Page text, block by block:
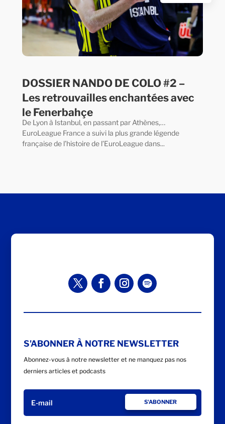
DOSSIER NANDO DE COLO #2 –
Les retrouvailles enchantées avec
le Fenerbahçe
De Lyon à Istanbul, en passant par Athènes,…
EuroLeague France a suivi la plus grande légende
française de l’histoire de l’EuroLeague dans...
S'ABONNER À NOTRE NEWSLETTER
Abonnez-vous à notre newsletter et ne manquez pas nos
derniers articles et podcasts